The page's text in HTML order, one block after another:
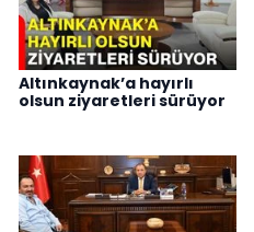
Altınkaynak’a hayırlı
olsun ziyaretleri sürüyor